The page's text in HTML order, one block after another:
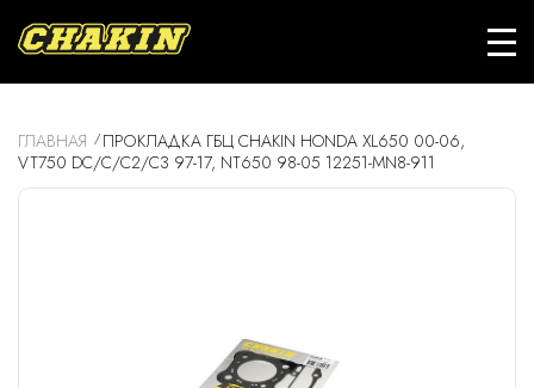
ГЛАВНАЯ
ПРОКЛАДКА ГБЦ CHAKIN HONDA XL650 00-06,
VT750 DC/C/C2/C3 97-17, NT650 98-05 12251-MN8-911